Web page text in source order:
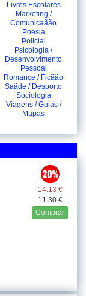
Livros Escolares
Marketing /
Comunicaãão
Poesia
Policial
Psicologia /
Desenvolvimento
Pessoal
Romance / Ficãão
Saãde / Desporto
Sociologia
Viagens / Guias /
Mapas
14.13 €
11.30 €
Comprar